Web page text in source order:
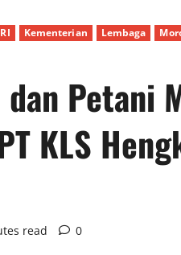
Kementerian Lembaga
Petani
KLS
read 0